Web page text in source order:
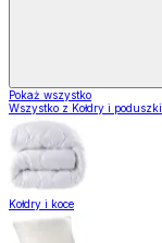
Pokaż wszystko
Wszystko z Kołdry i poduszki
Kołdry i koce